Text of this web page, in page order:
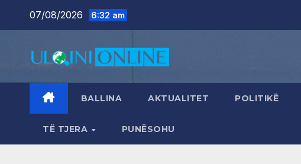
07/08/2026 6:32 am
BALLINA AKTUALITET POLITIKË
TË TJERA PUNËSOHU